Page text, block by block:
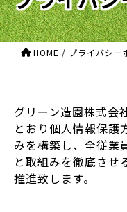
HOME / プライバシー
グリーン造園株式会
とおり個人情報保護
みを構築し、全従業
と取組みを徹底させ
推進致します。